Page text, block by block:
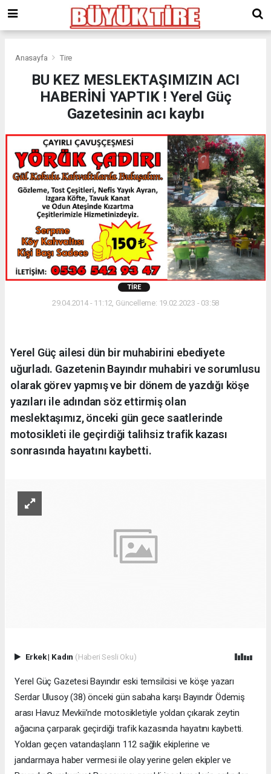
giriş
kingroyal
Anasayfa Tire
BU KEZ MESLEKTAŞIMIZIN ACI
HABERİNİ YAPTIK ! Yerel Güç
Gazetesinin acı kaybı
TIRE
29.04.2014 - 11:12, Güncelleme: 19.02.2023 - 03:58
Yerel Güç ailesi dün bir muhabirini ebediyete
uğurladı. Gazetenin Bayındır muhabiri ve sorumlusu
olarak görev yapmış ve bir dönem de yazdığı köşe
yazıları ile adından söz ettirmiş olan
meslektaşımız, önceki gün gece saatlerinde
motosikleti ile geçirdiği talihsiz trafik kazası
sonrasında hayatını kaybetti.
Erkek| Kadın (Haberi Sesli Oku)
Yerel Güç Gazetesi Bayındır eski temsilcisi ve köşe yazarı
Serdar Ulusoy (38) önceki gün sabaha karşı Bayındır Ödemiş
arası Havuz Mevkii’nde motosikletiyle yoldan çıkarak zeytin
ağacına çarparak geçirdiği trafik kazasında hayatını kaybetti.
Yoldan geçen vatandaşların 112 sağlık ekiplerine ve
jandarmaya haber vermesi ile olay yerine gelen ekipler ve